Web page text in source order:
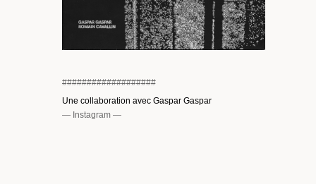
###################
Une collaboration avec Gaspar Gaspar
— Instagram —